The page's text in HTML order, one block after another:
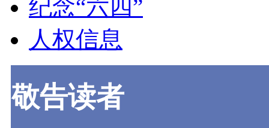
纪念“六四”
人权信息
敬告读者